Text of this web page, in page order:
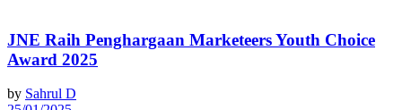
JNE Raih Penghargaan Marketeers Youth Choice
Award 2025
by Sahrul D